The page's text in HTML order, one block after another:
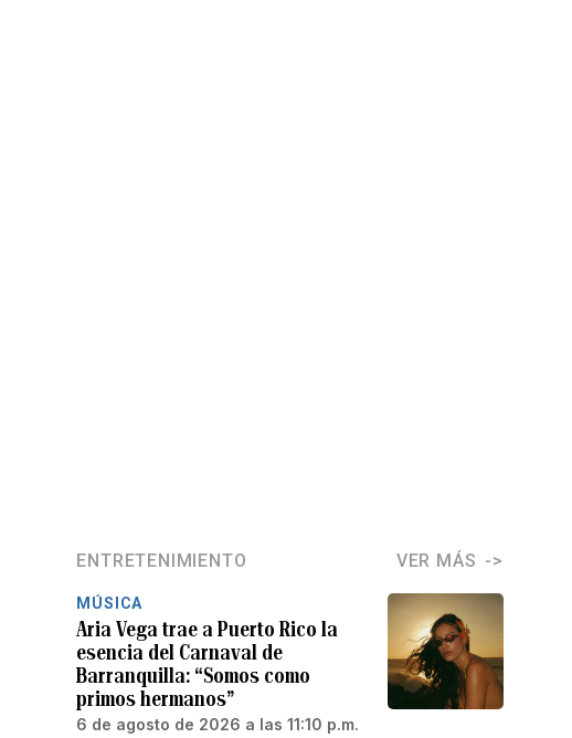
ENTRETENIMIENTO VER MÁS
MÚSICA
Aria Vega trae a Puerto Rico la
esencia del Carnaval de
Barranquilla: “Somos como
primos hermanos”
6 de agosto de 2026 a las 11:10 p.m.